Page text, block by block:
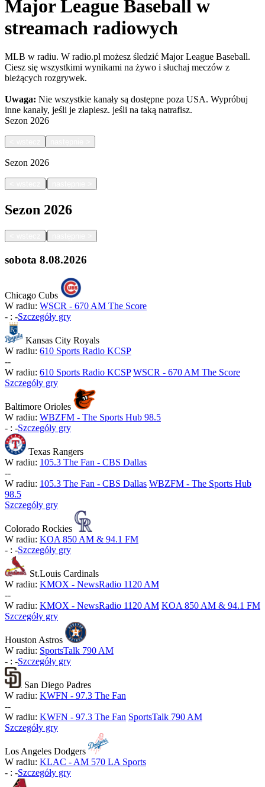
Major League Baseball w
streamach radiowych
MLB w radiu. W radio.pl możesz śledzić Major League Baseball.
Ciesz się wszystkimi wynikami na żywo i słuchaj meczów z
bieżących rozgrywek.
Uwaga: Nie wszystkie kanały są dostępne poza USA. Wypróbuj
inne kanały, jeśli je złapiesz. jeśli na taką natrafisz.
Sezon 2026
Sezon 2026
|
Sezon 2026
|
sobota 8.08.2026
Chicago Cubs
W radiu: WSCR - 670 AM The Score
- : -Szczegóły gry
Kansas City Royals
W radiu: 610 Sports Radio KCSP
--
W radiu: 610 Sports Radio KCSP WSCR - 670 AM The Score
Szczegóły gry
Baltimore Orioles
W radiu: WBZFM - The Sports Hub 98.5
- : -Szczegóły gry
Texas Rangers
W radiu: 105.3 The Fan - CBS Dallas
--
W radiu: 105.3 The Fan - CBS Dallas WBZFM - The Sports Hub
98.5
Szczegóły gry
Colorado Rockies
W radiu: KOA 850 AM & 94.1 FM
- : -Szczegóły gry
St.Louis Cardinals
W radiu: KMOX - NewsRadio 1120 AM
--
W radiu: KMOX - NewsRadio 1120 AM KOA 850 AM & 94.1 FM
Szczegóły gry
Houston Astros
W radiu: SportsTalk 790 AM
- : -Szczegóły gry
San Diego Padres
W radiu: KWFN - 97.3 The Fan
--
W radiu: KWFN - 97.3 The Fan SportsTalk 790 AM
Szczegóły gry
Los Angeles Dodgers
W radiu: KLAC - AM 570 LA Sports
- : -Szczegóły gry